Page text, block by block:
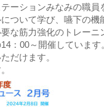
ーションみなみの職員
ついて学び、嚥下の機
な筋力強化のトレーニ
：00～開催しています
だけます。